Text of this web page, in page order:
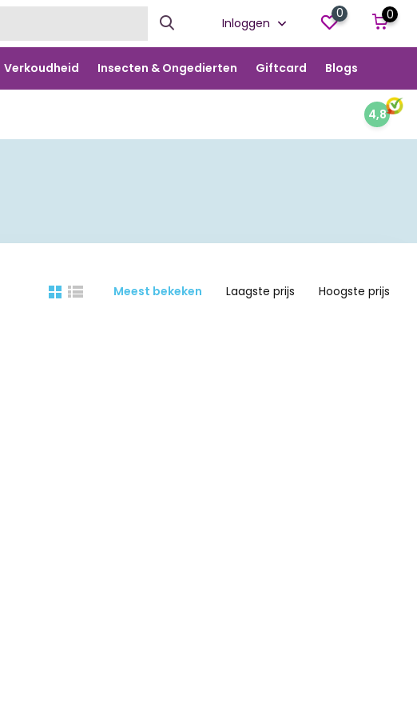
Inloggen
0 0
Verkoudheid Insecten & Ongedierten Giftcard Blogs
4,8
Meest bekeken Laagste prijs Hoogste prijs